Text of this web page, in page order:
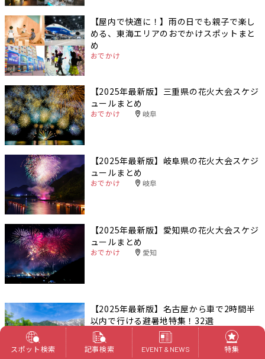
【屋内で快適に！】雨の日でも親子で楽し
める、東海エリアのおでかけスポットまと
め
おでかけ
【2025年最新版】三重県の花火大会スケジ
ュールまとめ
おでかけ 岐阜
【2025年最新版】岐阜県の花火大会スケジ
ュールまとめ
おでかけ 岐阜
【2025年最新版】愛知県の花火大会スケジ
ュールまとめ
おでかけ 愛知
【2025年最新版】名古屋から車で2時間半
以内で行ける避暑地特集！32選
おでかけ
スポット検索
記事検索 EVENT & NEWS 特集